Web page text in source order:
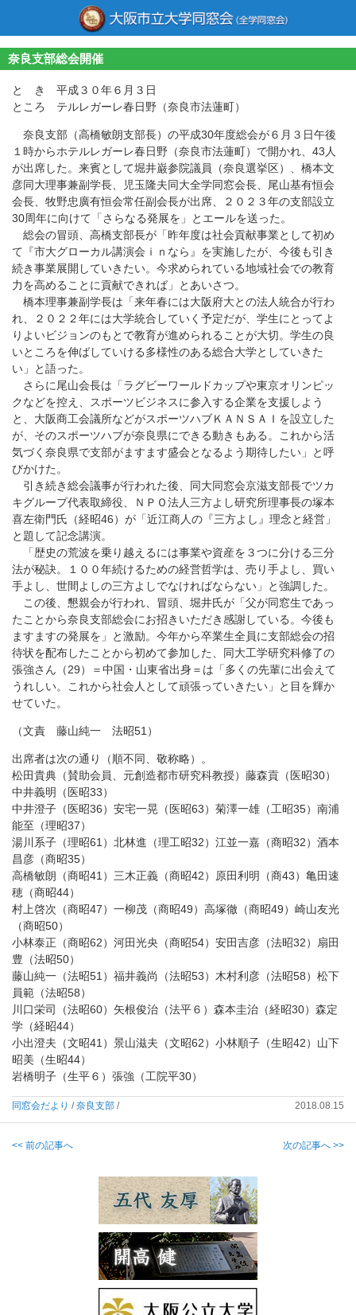
奈良支部総会開催
と き 平成３０年６月３日
ところ テルレガーレ春日野（奈良市法蓮町）
奈良支部（高橋敏朗支部長）の平成30年度総会が６月３日午後
１時からホテルレガーレ春日野（奈良市法蓮町）で開かれ、43人
が出席した。来賓として堀井巌参院議員（奈良選挙区）、橋本文
彦同大理事兼副学長、児玉隆夫同大全学同窓会長、尾山基有恒会
会長、牧野忠廣有恒会常任副会長が出席、２０２３年の支部設立
30周年に向けて「さらなる発展を」とエールを送った。
総会の冒頭、高橋支部長が「昨年度は社会貢献事業として初め
て『市大グローカル講演会ｉｎなら』を実施したが、今後も引き
続き事業展開していきたい。今求められている地域社会での教育
力を高めることに貢献できれば」とあいさつ。
橋本理事兼副学長は「来年春には大阪府大との法人統合が行わ
れ、２０２２年には大学統合していく予定だが、学生にとってよ
りよいビジョンのもとで教育が進められることが大切。学生の良
いところを伸ばしていける多様性のある総合大学としていきた
い」と語った。
さらに尾山会長は「ラグビーワールドカップや東京オリンピッ
クなどを控え、スポーツビジネスに参入する企業を支援しよう
と、大阪商工会議所などがスポーツハブＫＡＮＳＡＩを設立した
が、そのスポーツハブが奈良県にできる動きもある。これから活
気づく奈良県で支部がますます盛会となるよう期待したい」と呼
びかけた。
引き続き総会議事が行われた後、同大同窓会京滋支部長でツカ
キグループ代表取締役、ＮＰＯ法人三方よし研究所理事長の塚本
喜左衛門氏（経昭46）が「近江商人の『三方よし』理念と経営」
と題して記念講演。
「歴史の荒波を乗り越えるには事業や資産を３つに分ける三分
法が秘訣。１００年続けるための経営哲学は、売り手よし、買い
手よし、世間よしの三方よしでなければならない」と強調した。
この後、懇親会が行われ、冒頭、堀井氏が「父が同窓生であっ
たことから奈良支部総会にお招きいただき感謝している。今後も
ますますの発展を」と激励。今年から卒業生全員に支部総会の招
待状を配布したことから初めて参加した、同大工学研究科修了の
張強さん（29）＝中国・山東省出身＝は「多くの先輩に出会えて
うれしい。これから社会人として頑張っていきたい」と目を輝か
せていた。
（文責 藤山純一 法昭51）
出席者は次の通り（順不同、敬称略）。
松田貴典（賛助会員、元創造都市研究科教授）藤森貢（医昭30）
中井義明（医昭33）
中井澄子（医昭36）安宅一晃（医昭63）菊澤一雄（工昭35）南浦
能至（理昭37）
湯川系子（理昭61）北林進（理工昭32）江並一嘉（商昭32）酒本
昌彦（商昭35）
高橋敏朗（商昭41）三木正義（商昭42）原田利明（商43）亀田速
穂（商昭44）
村上啓次（商昭47）一柳茂（商昭49）高塚徹（商昭49）崎山友光
（商昭50）
小林泰正（商昭62）河田光央（商昭54）安田吉彦（法昭32）扇田
豊（法昭50）
藤山純一（法昭51）福井義尚（法昭53）木村利彦（法昭58）松下
員範（法昭58）
川口栄司（法昭60）矢根俊治（法平６）森本圭治（経昭30）森定
学（経昭44）
小出澄夫（文昭41）景山滋夫（文昭62）小林順子（生昭42）山下
昭美（生昭44）
岩橋明子（生平６）張強（工院平30）
同窓会だより /奈良支部 / 2018.08.15
<< 前の記事へ 次の記事へ >>